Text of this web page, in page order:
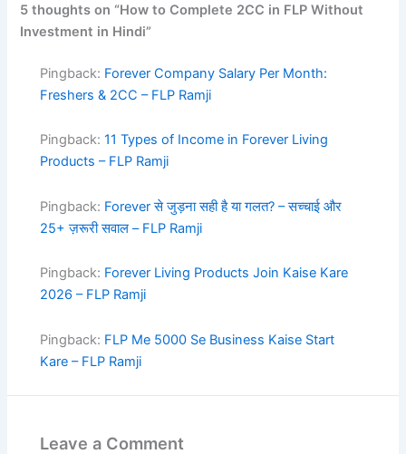
5 thoughts on “How to Complete 2CC in FLP Without
Investment in Hindi”
Pingback: Forever Company Salary Per Month:
Freshers & 2CC – FLP Ramji
Pingback:11 Types of Income in Forever Living
Products – FLP Ramji
Pingback: Forever से जुड़ना सही है या गलत? – सच्चाई और
25+ ज़रूरी सवाल – FLP Ramji
Pingback: Forever Living Products Join Kaise Kare
2026 – FLP Ramji
Pingback: FLP Me 5000 Se Business Kaise Start
Kare – FLP Ramji
Leave a Comment